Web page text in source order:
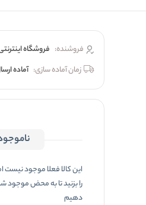
فروشنده: فروشگاه
زمان آماده سازی: آماده
این کالا فعلا موجود نیست
را بزنید تا به محض موجود
دهیم